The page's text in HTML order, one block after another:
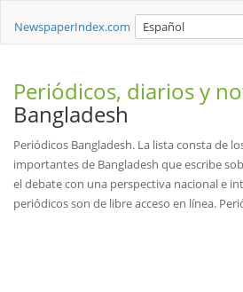
NewspaperIndex.com Español
Periódicos, diarios y
Bangladesh
Periódicos Bangladesh. La lista consta de
importantes de Bangladesh que escribe
el debate con una perspectiva nacional e
periódicos son de libre acceso en línea.